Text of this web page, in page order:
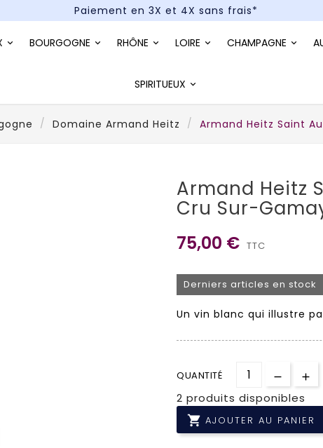
Paiement en 3X et 4X sans frais*
BOURGOGNE RHÔNE LOIRE CHAMPAGNE
SPIRITUEUX
Domaine Armand Heitz Armand Heitz Saint
Armand Heitz
Cru Sur-
75,00 € TTC
Derniers articles en stock
Un vin blanc qui illustre
QUANTITÉ
2 produits disponibles
 AJOUTER AU PANIER